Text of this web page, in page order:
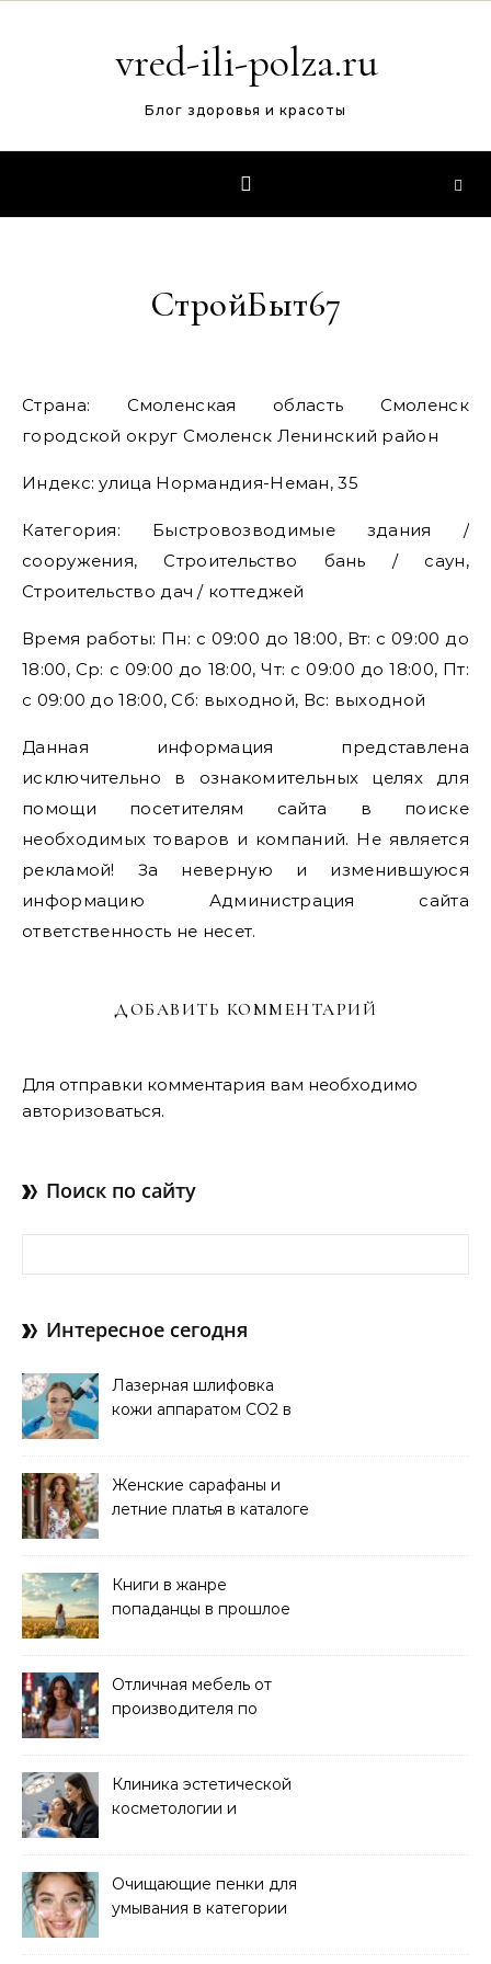
vred-ili-polza.ru
Блог здоровья и красоты
СтройБыт67
Страна: Смоленская область Смоленск
городской округ Смоленск Ленинский район
Индекс: улица Нормандия-Неман, 35
Категория: Быстровозводимые здания /
сооружения, Строительство бань / саун,
Строительство дач / коттеджей
Время работы: Пн: с 09:00 до 18:00, Вт: с 09:00 до
18:00, Ср: с 09:00 до 18:00, Чт: с 09:00 до 18:00, Пт:
с 09:00 до 18:00, Сб: выходной, Вс: выходной
Данная информация представлена
исключительно в ознакомительных целях для
помощи посетителям сайта в поиске
необходимых товаров и компаний. Не является
рекламой! За неверную и изменившуюся
информацию Администрация сайта
ответственность не несет.
ДОБАВИТЬ КОММЕНТАРИЙ
Для отправки комментария вам необходимо
авторизоваться.
Поиск по сайту
Интересное сегодня
Лазерная шлифовка
кожи аппаратом CO2 в
Женские сарафаны и
летние платья в каталоге
Книги в жанре
попаданцы в прошлое
Отличная мебель от
производителя по
Клиника эстетической
косметологии и
Очищающие пенки для
умывания в категории